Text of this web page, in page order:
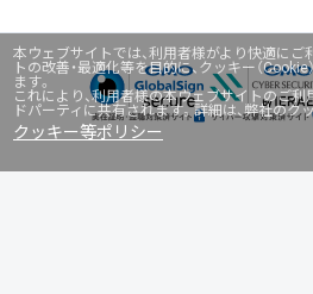
本ウェブサイトでは、利用者様がより快適に
トの改善・最適化等を目的に、クッキー（
ます。
これにより、利用者様の本ウェブサイトのご利
ドパーティに共有されます。詳細は、弊社のク
クッキー等ポリシー